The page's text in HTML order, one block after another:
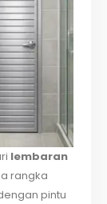
lembaran
rangka
pintu